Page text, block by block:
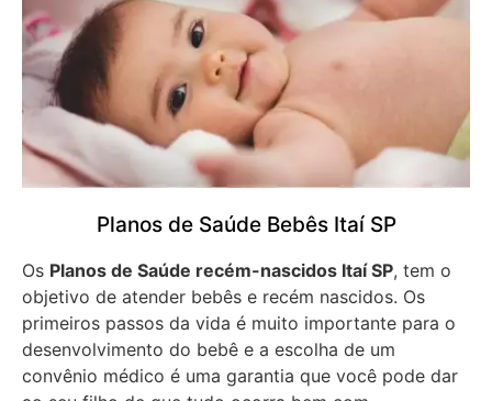
Planos de Saúde Bebês Itaí SP
Os Planos de Saúde recém-nascidos Itaí SP, tem o
objetivo de atender bebês e recém nascidos. Os
primeiros passos da vida é muito importante para o
desenvolvimento do bebê e a escolha de um
convênio médico é uma garantia que você pode dar